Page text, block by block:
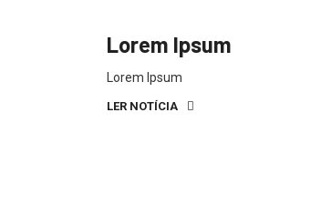
Lorem Ipsum
Lorem Ipsum
LER NOTÍCIA